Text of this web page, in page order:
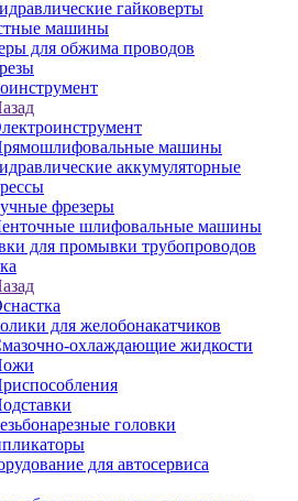
гайковерты
машины
для обжима проводов
машины
аккумуляторные
фрезеры
шлифовальные машины
для промывки трубопроводов
для желобонакатчиков
охлаждающие жидкости
головки
для автосервиса